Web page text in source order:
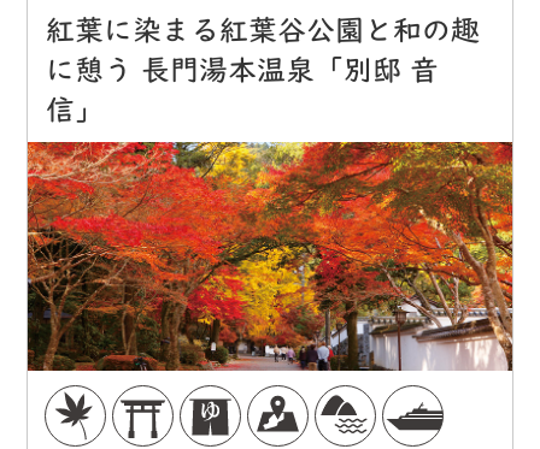
紅葉に染まる紅葉谷公園と和の趣
に憩う 長門湯本温泉「別邸 音
信」